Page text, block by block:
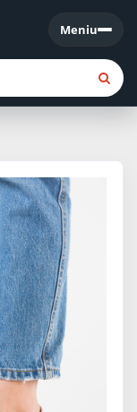
Meniu
Meniu